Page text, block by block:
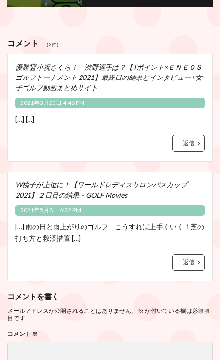
コメント （2件）
優勝🏆小祝さくら！ 渋野選手は？【Tポイント×ＥＮＥＯＳ
ゴルフトーナメント 2021】最終日の結果とインタビュー | 女
子ゴルフ動画まとめサイト
2021年3月23日 4:46 PM
[…] […]
返信
W桃子が上位に！【ワールドレディスサロンパスカップ
2021】２日目の結果 – GOLF Movies
2021年5月8日 6:22 PM
[…] 雨の日と雨上がりのゴルフ こうすれば上手くいく！芝の
打ち方と救済措置 […]
返信
コメントを書く
メールアドレスが公開されることはありません。 ※ が付いている欄は必須項
目です
コメント ※